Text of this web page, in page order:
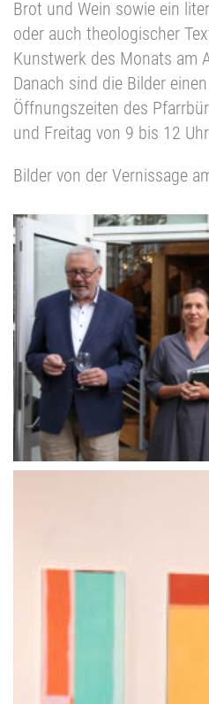
Brot und Wein sowie ein
oder auch theologischer
Kunstwerk des Monats am
Danach sind die Bilder
Öffnungszeiten des
und Freitag von 9 bis 12
Bilder von der Vernissage